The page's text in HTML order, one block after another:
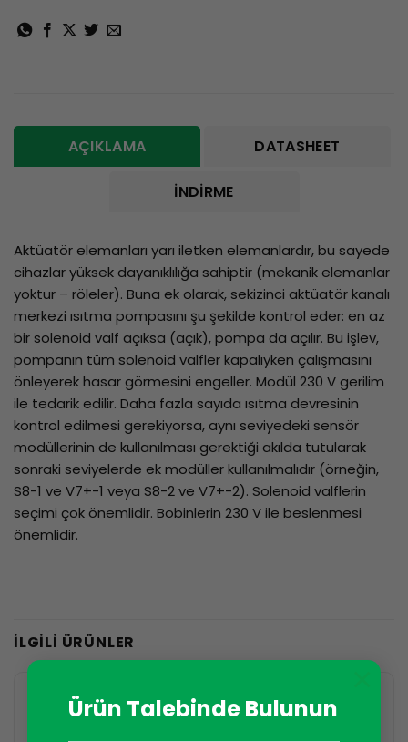
Ürün Talebinde Bulunun
AÇIKLAMA DATASHEET
İNDIRME
Aktüatör elemanları yarı iletken elemanlardır, bu sayede
cihazlar yüksek dayanıklılığa sahiptir (mekanik elemanlar
yoktur – röleler). Buna ek olarak, sekizinci aktüatör kanalı
merkezi ısıtma pompasını şu şekilde kontrol eder: en az
bir solenoid valf açıksa (açık), pompa da açılır. Bu işlev,
pompanın tüm solenoid valfler kapalıyken çalışmasını
önleyerek hasar görmesini engeller. Modül 230 V gerilim
ile tedarik edilir. Daha fazla sayıda ısıtma devresinin
kontrol edilmesi gerekiyorsa, aynı seviyedeki sensör
modüllerinin de kullanılması gerektiği akılda tutularak
sonraki seviyelerde ek modüller kullanılmalıdır (örneğin,
S8-1 ve V7+-1 veya S8-2 ve V7+-2). Solenoid valflerin
seçimi çok önemlidir. Bobinlerin 230 V ile beslenmesi
önemlidir.
İLGILI ÜRÜNLER